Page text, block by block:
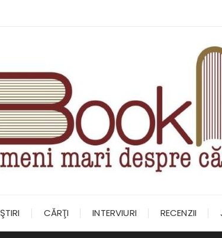
ŞTIRI CĂRŢI INTERVIURI RECENZII